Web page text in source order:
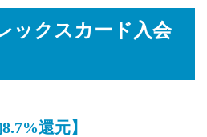
ックスカード入会
還元】